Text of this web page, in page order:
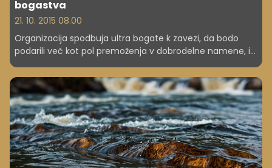
bogastva
21. 10. 2015 08.00
Organizacija spodbuja ultra bogate k zavezi, da bodo
podarili več kot pol premoženja v dobrodelne namene, in
doslej so zbrali že več milijard. Preverite, kdo je daroval
več kot kdor koli na svetu!